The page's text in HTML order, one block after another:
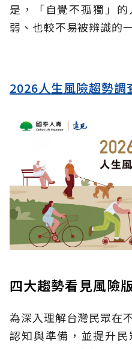
是，「自覺不孤獨」
弱、也較不易被辨識的
2026人生風險趨勢調
四大趨勢看見風險
為深入理解台灣民眾在
認知與準備，並提升